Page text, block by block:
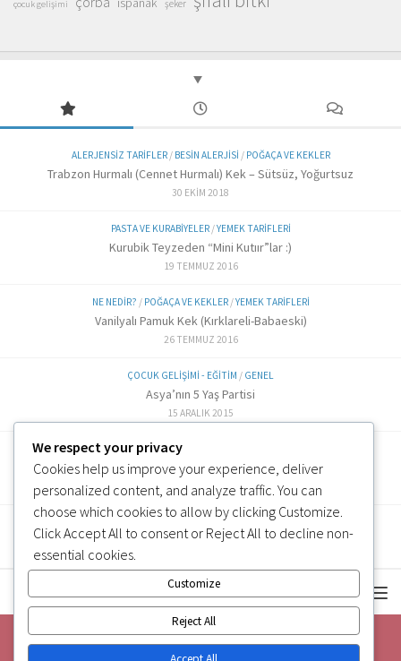
çocuk gelişimi şeker
ALERJENSIZ TARIFLER/ BESIN ALERJISI / POĞAÇA VE KEKLER
Trabzon Hurmalı (Cennet Hurmalı) Kek – Sütsüz, Yoğurtsuz
30 EKIM 2018
PASTA VE KURABIYELER/YEMEK TARIFLERI
Kurubik Teyzeden “Mini Kutıır”lar :)
19 TEMMUZ 2016
NE NEDIR? / POĞAÇA VE KEKLER/YEMEK TARIFLERI
Vanilyalı Pamuk Kek (Kırklareli-Babaeski)
26 TEMMUZ 2016
ÇOCUK GELIŞIMI - EĞITIM / GENEL
Asya’nın 5 Yaş Partisi
15 ARALIK 2015
ALTERNATIF TARIFLER
Labne Peynir Yapımı (6 ve üzeri)
3 OCAK 2019
We respect your privacy
Cookies help us improve your experience, deliver
personalized content, and analyze traffic. You can
choose which cookies to allow by clicking Customize
ClickAccept All to consent or Reject All to decline non-
essential cookies.
Customize
Reject All